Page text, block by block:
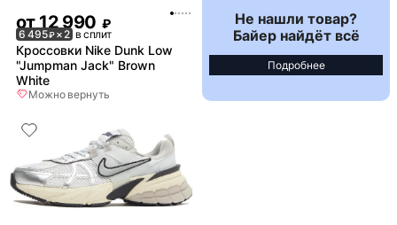
от 12 990 ₽
6 495₽× 2 в сплит
Кроссовки Nike Dunk Low
"Jumpman Jack" Brown
White
Можно вернуть
Не нашли товар?
Байер найдёт всё
Подробнее